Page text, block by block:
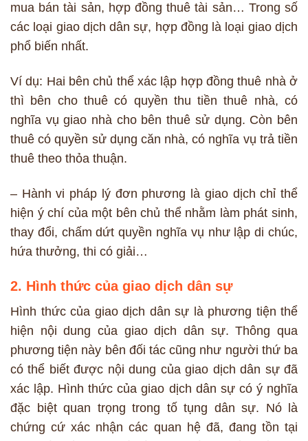
mua bán tài sản, hợp đồng thuê tài sản… Trong số
các loại giao dịch dân sự, hợp đồng là loại giao dịch
phổ biến nhất.
Ví dụ: Hai bên chủ thể xác lập hợp đồng thuê nhà ở
thì bên cho thuê có quyền thu tiền thuê nhà, có
nghĩa vụ giao nhà cho bên thuê sử dụng. Còn bên
thuê có quyền sử dụng căn nhà, có nghĩa vụ trả tiền
thuê theo thỏa thuận.
– Hành vi pháp lý đơn phương là giao dịch chỉ thể
hiện ý chí của một bên chủ thể nhằm làm phát sinh,
thay đổi, chấm dứt quyền nghĩa vụ như lập di chúc,
hứa thưởng, thi có giải…
2. Hình thức của giao dịch dân sự
Hình thức của giao dịch dân sự là phương tiện thể
hiện nội dung của giao dịch dân sự. Thông qua
phương tiện này bên đối tác cũng như người thứ ba
có thể biết được nội dung của giao dịch dân sự đã
xác lập. Hình thức của giao dịch dân sự có ý nghĩa
đặc biệt quan trọng trong tố tụng dân sự. Nó là
chứng cứ xác nhận các quan hệ đã, đang tồn tại